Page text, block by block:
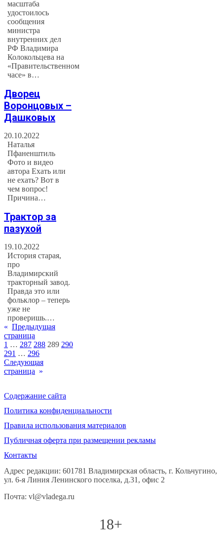
масштаба
удостоилось
сообщения
министра
внутренних дел
РФ Владимира
Колокольцева на
«Правительственном
часе» в…
Дворец
Воронцовых –
Дашковых
20.10.2022
Наталья
Пфаненштиль
Фото и видео
автора Ехать или
не ехать? Вот в
чем вопрос!
Причина…
Трактор за
пазухой
19.10.2022
История старая,
про
Владимирский
тракторный завод.
Правда это или
фольклор – теперь
уже не
проверишь.…
« Предыдущая
страница
1 … 287 288 289 290
291 … 296
Следующая
страница »
Содержание сайта
Политика конфиденциальности
Правила использования материалов
Публичная оферта при размещении рекламы
Контакты
Адрес редакции: 601781 Владимирская область, г. Кольчугино,
ул. 6-я Линия Ленинского поселка, д.31, офис 2
Почта: vl@vladega.ru
18+